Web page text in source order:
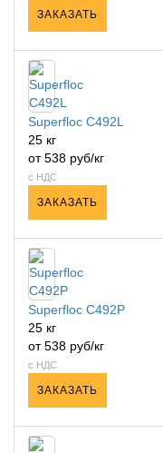
ЗАКАЗАТЬ
Superfloc C492L
25 кг
от 538 руб/кг
с НДС
ЗАКАЗАТЬ
Superfloc C492P
25 кг
от 538 руб/кг
с НДС
ЗАКАЗАТЬ